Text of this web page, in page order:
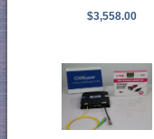
$3,558.00